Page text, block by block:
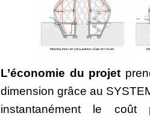
L’économie du projet
dimension grâce au
instantanément le coût